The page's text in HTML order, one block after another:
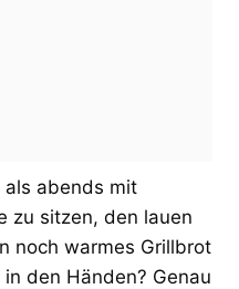
als abends mit
zu sitzen, den lauen
noch warmes Grillbrot
den Händen? Genau